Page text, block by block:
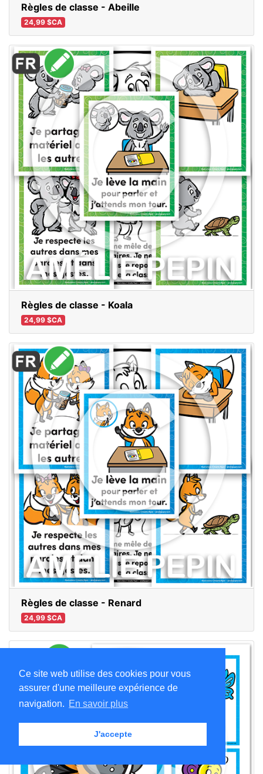
Ce site web utilise des cookies pour vous
assurer d'une meilleure expérience de
navigation. En savoir plus
J'accepte
Règles de classe - Abeille
24,99 $CA
Règles de classe - Koala
24,99 $CA
Règles de classe - Renard
24,99 $CA